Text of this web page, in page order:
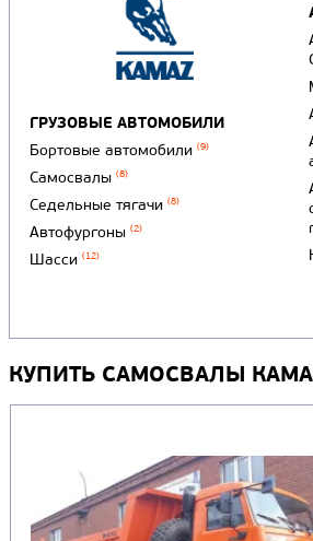
ГРУЗОВЫЕ АВТОМОБИЛИ
Бортовые автомобили (9)
Самосвалы (8)
Седельные тягачи (8)
Автофургоны (2)
Шасси (12)
КУПИТЬ САМОСВАЛЫ